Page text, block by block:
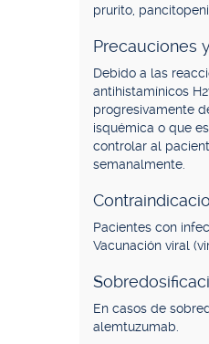
prurito,
Precauciones
Debido a las
antihistamínicos
progresivamente
isquémica o que
controlar al
semanalmente.
Pacientes con
Vacunación viral
En casos de
alemtuzumab.